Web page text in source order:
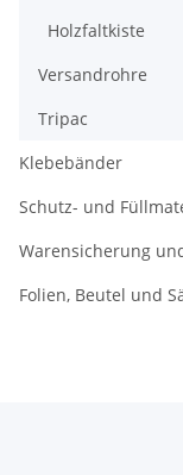
Holzfaltkiste
Versandrohre
Tripac
Klebebänder
Schutz- und
Warensicherung
Folien, Beutel und